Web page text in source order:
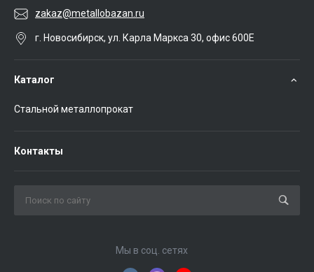
zakaz@metallobazan.ru
г. Новосибирск, ул. Карла Маркса 30, офис 600Е
Каталог
Стальной металлопрокат
Контакты
Мы в соц. сетях